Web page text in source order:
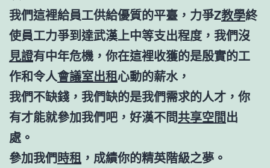
我們這裡給員工供給優質的平臺，力爭Z教學終
使員工力爭到達武漢上中等支出程度，我們沒
見證有中年危機，你在這裡收獲的是殷實的工
作和令人會議室出租心動的薪水，
我們不缺錢，我們缺的是我們需求的人才，你
有才能就參加我們吧，好漢不問共享空間出
處。
參加我們時租 ，成績你的精英階級之夢。